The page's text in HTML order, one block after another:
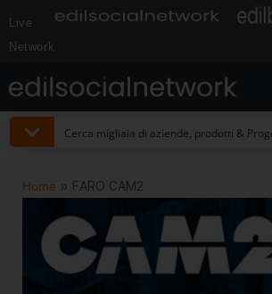
Live
Network
Home » FARO CAM2